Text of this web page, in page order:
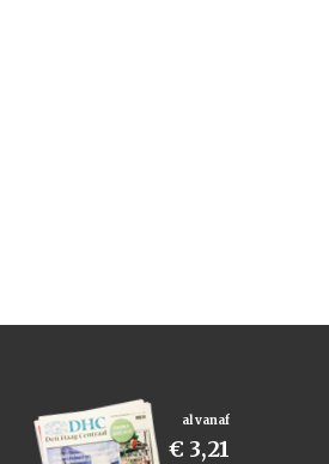
al vanaf
€ 3,21